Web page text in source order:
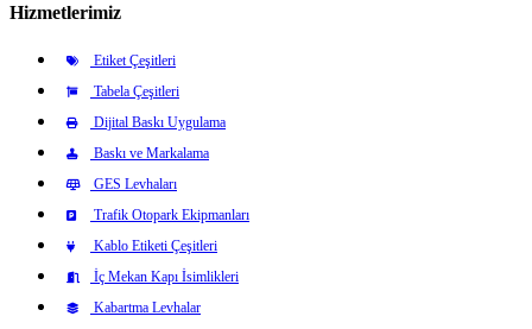
Hizmetlerimiz
Etiket Çeşitleri
Tabela Çeşitleri
Dijital Baskı Uygulama
Baskı ve Markalama
GES Levhaları
Trafik Otopark Ekipmanları
Kablo Etiketi Çeşitleri
İç Mekan Kapı İsimlikleri
Kabartma Levhalar